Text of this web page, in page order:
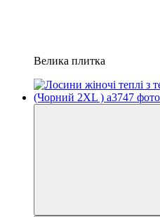
Велика плитка